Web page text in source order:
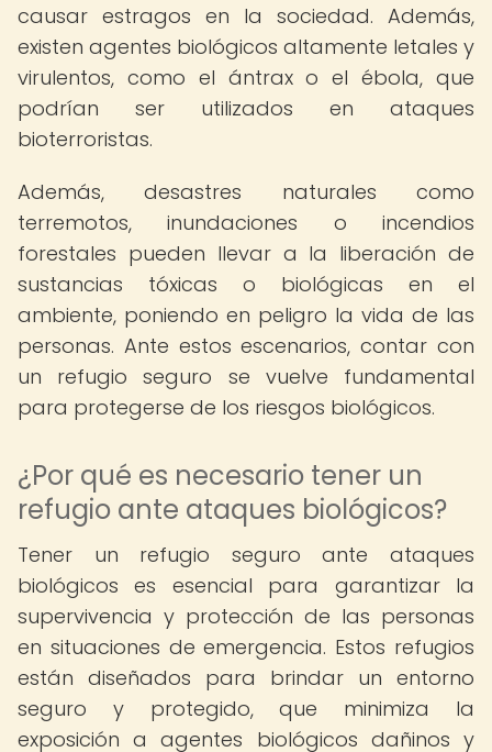
causar estragos en la sociedad. Además,
existen agentes biológicos altamente letales y
virulentos, como el ántrax o el ébola, que
podrían ser utilizados en ataques
bioterroristas.
Además, desastres naturales como
terremotos, inundaciones o incendios
forestales pueden llevar a la liberación de
sustancias tóxicas o biológicas en el
ambiente, poniendo en peligro la vida de las
personas. Ante estos escenarios, contar con
un refugio seguro se vuelve fundamental
para protegerse de los riesgos biológicos.
¿Por qué es necesario tener un
refugio ante ataques biológicos?
Tener un refugio seguro ante ataques
biológicos es esencial para garantizar la
supervivencia y protección de las personas
en situaciones de emergencia. Estos refugios
están diseñados para brindar un entorno
seguro y protegido, que minimiza la
exposición a agentes biológicos dañinos y